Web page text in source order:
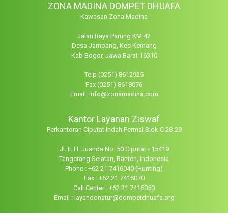
ZONA MADINA DOMPET DHUAFA
Kawasan Zona Madina
Jalan Raya Parung KM 42
Desa Jampang, Kec Kemang
Kab Bogor, Jawa Barat 16310
Telp (0251) 8612925
Fax (0251) 8618076
Email: info@zonamadina.com
Kantor Layanan Ziswaf
Perkantoran Ciputat Indah Permai Blok C 28-29
Jl. Ir. H. Juanda No. 50 Ciputat - 15419
Tangerang Selatan, Banten, Indonesia
Phone : +62 21 7416040 (Hunting)
Fax : +62 21 7416070
Call Center : +62 21 7416050
Email : layandonatur@dompetdhuafa.org